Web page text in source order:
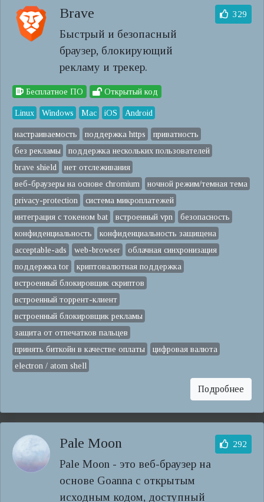
Brave
Быстрый и безопасный
браузер, блокирующий
рекламу и трекер.
329
Бесплатное ПО Открытый код
Linux Windows Mac iOS Android
настраиваемость поддержка https
приватность
без рекламы
поддержка нескольких пользователей
brave shield
нет отслеживания
веб-браузеры на основе chromium
ночной режим/темная тема
privacy-protection
система микроплатежей
интеграция с токеном bat
встроенный vpn
безопасность
конфиденциальность
конфиденциальность защищена
acceptable-ads
web-browser
облачная синхронизация
поддержка tor
криптовалютная поддержка
встроенный блокировщик скриптов
встроенный торрент-клиент
встроенный блокировщик рекламы
защита от отпечатков пальцев
принять биткойн в качестве оплаты
цифровая валюта
electron / atom shell
Подробнее
Pale Moon
Pale Moon - это веб-браузер на
основе Goanna с открытым
исходным кодом, доступный
292